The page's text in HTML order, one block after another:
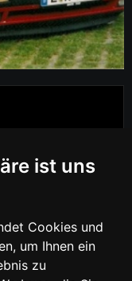
ist uns
Cookies und
um Ihnen ein
zu
siehe:
[Dieser Link ist nur
für Mitglieder
sichtbar